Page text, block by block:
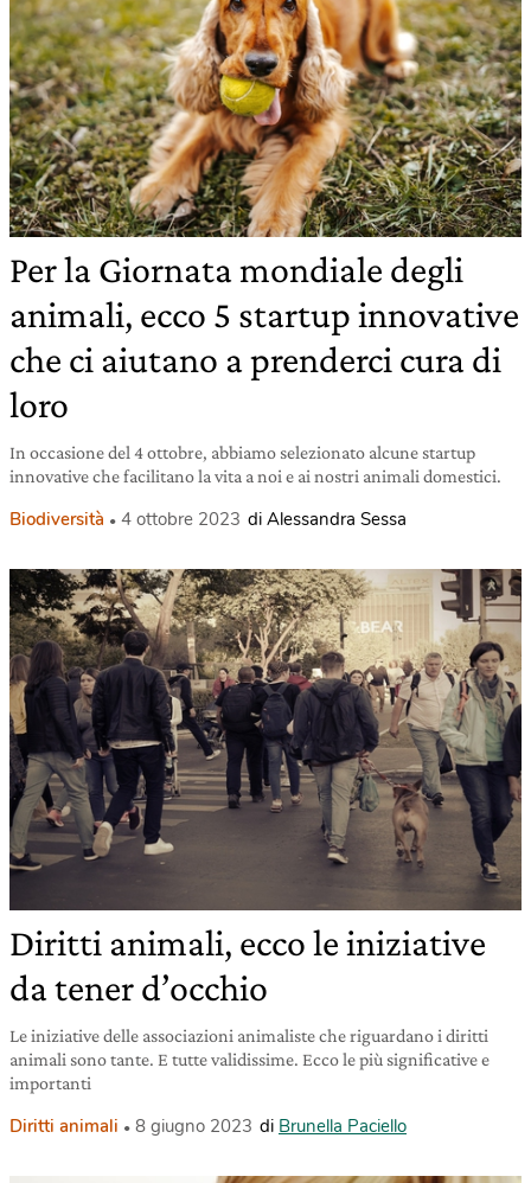
Per la Giornata mondiale degli
animali, ecco 5 startup innovative
che ci aiutano a prenderci cura di
loro
In occasione del 4 ottobre, abbiamo selezionato alcune startup
innovative che facilitano la vita a noi e ai nostri animali domestici.
Biodiversità 4 ottobre 2023 di Alessandra Sessa
Diritti animali, ecco le iniziative
da tener d’occhio
Le iniziative delle associazioni animaliste che riguardano i diritti
animali sono tante. E tutte validissime. Ecco le più significative e
importanti
Diritti animali 8 giugno 2023 di Brunella Paciello